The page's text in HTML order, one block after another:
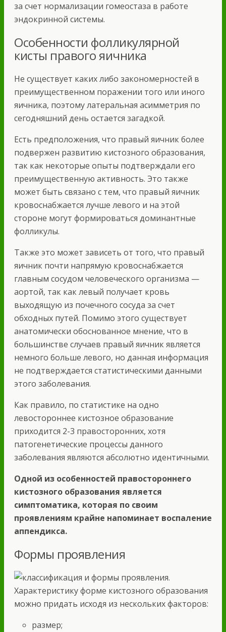
за счет нормализации гомеостаза в работе
эндокринной системы.
Особенности фолликулярной
кисты правого яичника
Не существует каких либо закономерностей в
преимущественном поражении того или иного
яичника, поэтому латеральная асимметрия по
сегодняшний день остается загадкой.
Есть предположения, что правый яичник более
подвержен развитию кистозного образования,
так как некоторые опыты подтверждали его
преимущественную активность. Это также
может быть связано с тем, что правый яичник
кровоснабжается лучше левого и на этой
стороне могут формироваться доминантные
фолликулы.
Также это может зависеть от того, что правый
яичник почти напрямую кровоснабжается
главным сосудом человеческого организма —
аортой, так как левый получает кровь
выходящую из почечного сосуда за счет
обходных путей. Помимо этого существует
анатомически обоснованное мнение, что в
большинстве случаев правый яичник является
немного больше левого, но данная информация
не подтверждается статистическими данными
этого заболевания.
Как правило, по статистике на одно
левостороннее кистозное образование
приходится 2-3 правосторонних, хотя
патогенетические процессы данного
заболевания являются абсолютно идентичными.
Одной из особенностей правостороннего
кистозного образования является
симптоматика, которая по своим
проявлениям крайне напоминает воспаление
аппендикса.
Формы проявления
Характеристику форме кистозного образования
можно придать исходя из нескольких факторов:
размер;